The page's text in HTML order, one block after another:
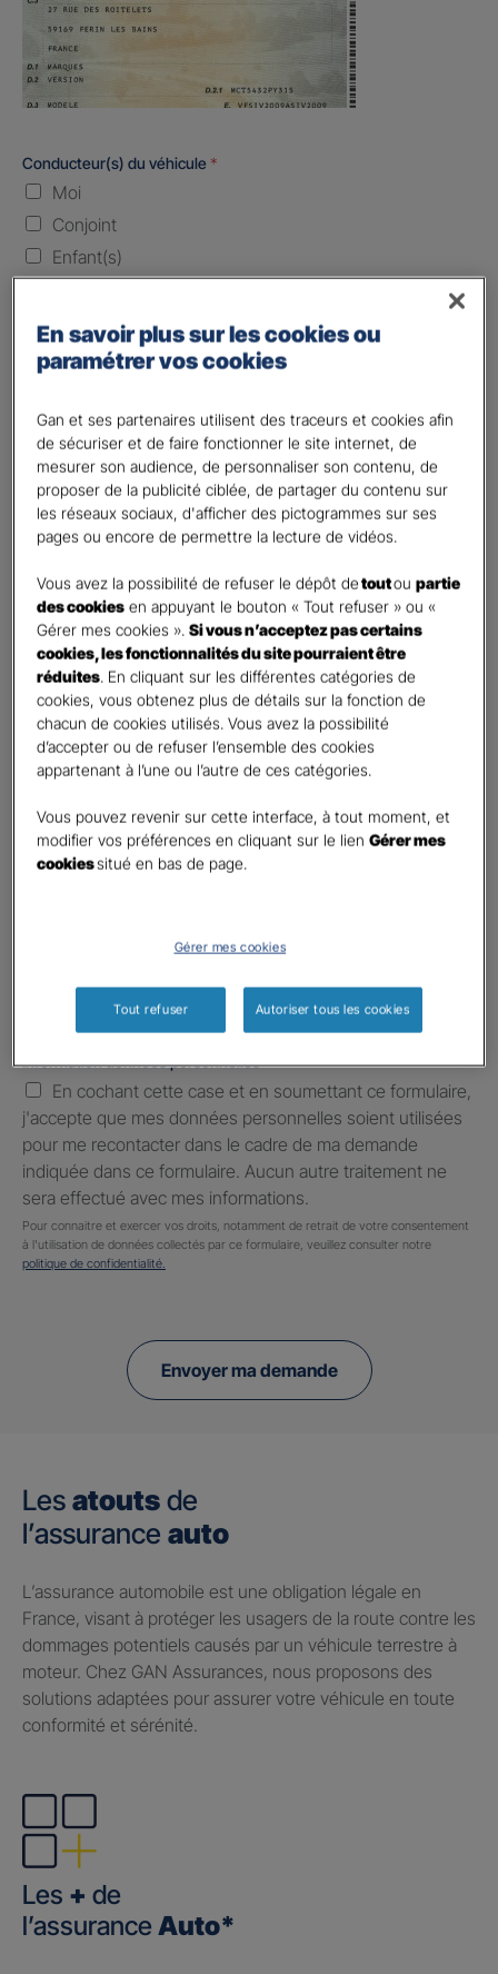
Conducteur(s) du véhicule *
Moi
Conjoint
Enfant(s)
Laissez vide ou indiquez la date envisagez
Vos informations :
Etes-vous déjà client Gan assurances ?*
Oui
Non
Civilité
Madame
Monsieur
Contact*
First Last
Téléphone*
United
States
+1
E-mail*
Information données personnelles*
En cochant cette case et en soumettant ce formulaire,
j'accepte que mes données personnelles soient utilisées
pour me recontacter dans le cadre de ma demande
indiquée dans ce formulaire. Aucun autre traitement ne
sera effectué avec mes informations.
Pour connaitre et exercer vos droits, notamment de retrait de votre consentement
à l'utilisation de données collectés par ce formulaire, veuillez consulter notre
politique de confidentialité.
Envoyer ma demande
Les atouts de
l’assurance auto
​L’assurance automobile est une obligation légale en
France, visant à protéger les usagers de la route contre les
dommages potentiels causés par un véhicule terrestre à
moteur. Chez GAN Assurances, nous proposons des
solutions adaptées pour assurer votre véhicule en toute
conformité et sérénité.
Les + de
l’assurance Auto*
En savoir plus sur les cookies ou
paramétrer vos cookies
Gan et ses partenaires utilisent des traceurs et cookies afin
de sécuriser et de faire fonctionner le site internet, de
mesurer son audience, de personnaliser son contenu, de
proposer de la publicité ciblée, de partager du contenu sur
les réseaux sociaux, d'afficher des pictogrammes sur ses
pages ou encore de permettre la lecture de vidéos.
Vous avez la possibilité de refuser le dépôt detoutoupartie
des cookies en appuyant le bouton « Tout refuser » ou «
Gérer mes cookies ».Si vous n’acceptez pas certains
cookies, les fonctionnalités du site pourraient être
réduites. En cliquant sur les différentes catégories de
cookies, vous obtenez plus de détails sur la fonction de
chacun de cookies utilisés. Vous avez la possibilité
d’accepter ou de refuser l’ensemble des cookies
appartenant à l’une ou l’autre de ces catégories.
Vous pouvez revenir sur cette interface, à tout moment, et
modifier vos préférences en cliquant sur le lienGérer mes
cookiessitué en bas de page.
Gérer mes cookies
Tout refuser Autoriser tous les cookies